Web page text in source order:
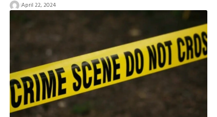
April 22, 2024